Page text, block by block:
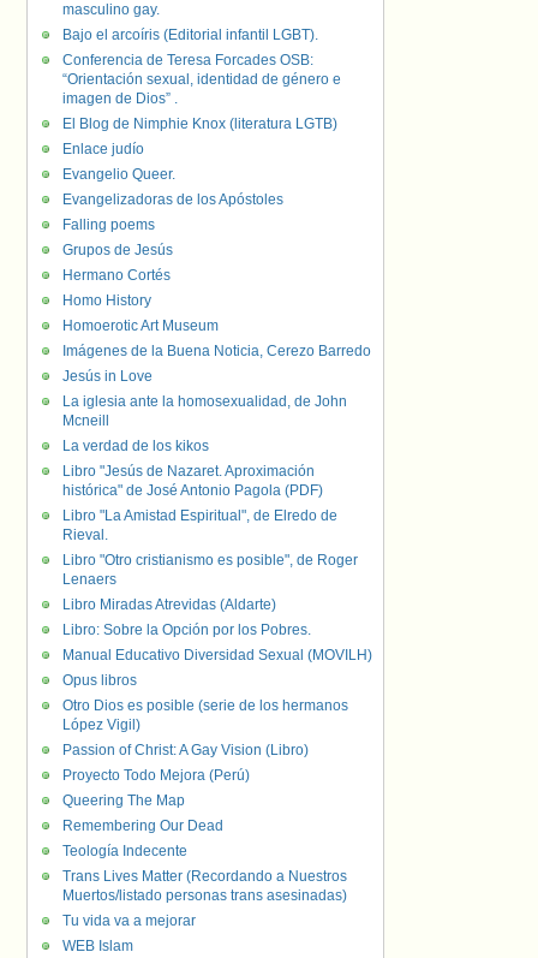
masculino gay.
Bajo el arcoíris (Editorial infantil LGBT).
Conferencia de Teresa Forcades OSB:
“Orientación sexual, identidad de género e
imagen de Dios” .
El Blog de Nimphie Knox (literatura LGTB)
Enlace judío
Evangelio Queer.
Evangelizadoras de los Apóstoles
Falling poems
Grupos de Jesús
Hermano Cortés
Homo History
Homoerotic Art Museum
Imágenes de la Buena Noticia, Cerezo Barredo
Jesús in Love
La iglesia ante la homosexualidad, de John
Mcneill
La verdad de los kikos
Libro "Jesús de Nazaret. Aproximación
histórica" de José Antonio Pagola (PDF)
Libro "La Amistad Espiritual", de Elredo de
Rieval.
Libro "Otro cristianismo es posible", de Roger
Lenaers
Libro Miradas Atrevidas (Aldarte)
Libro: Sobre la Opción por los Pobres.
Manual Educativo Diversidad Sexual (MOVILH)
Opus libros
Otro Dios es posible (serie de los hermanos
López Vigil)
Passion of Christ: A Gay Vision (Libro)
Proyecto Todo Mejora (Perú)
Queering The Map
Remembering Our Dead
Teología Indecente
Trans Lives Matter (Recordando a Nuestros
Muertos/listado personas trans asesinadas)
Tu vida va a mejorar
WEB Islam